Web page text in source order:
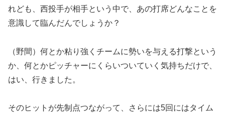
れども、西投手が相手という中で、あの打席どんなことを
意識して臨んだんでしょうか？
（野間）何とか粘り強くチームに勢いを与える打撃という
か、何とかピッチャーにくらいついていく気持ちだけで、
はい、行きました。
そのヒットが先制点つながって、さらには5回にはタイム